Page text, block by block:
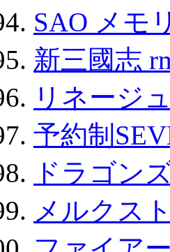
SAO メモ
新三國志
リネージ
予約制
ドラゴン
メルクス